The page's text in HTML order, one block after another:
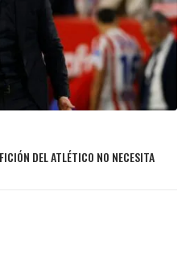
DEL ATLÉTICO NO NECESITA